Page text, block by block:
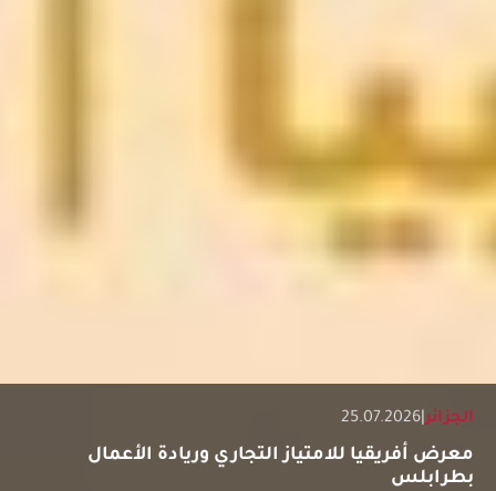
الجزائر|
25.07.2026
معرض أفريقيا للامتياز التجاري وريادة الأعمال
بطرابلس